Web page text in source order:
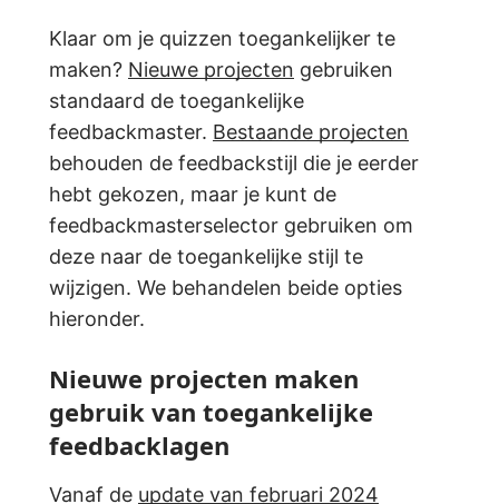
Klaar om je quizzen toegankelijker te
maken? Nieuwe projecten gebruiken
standaard de toegankelijke
feedbackmaster. Bestaande projecten
behouden de feedbackstijl die je eerder
hebt gekozen, maar je kunt de
feedbackmasterselector gebruiken om
deze naar de toegankelijke stijl te
wijzigen. We behandelen beide opties
hieronder.
Nieuwe projecten maken
gebruik van toegankelijke
feedbacklagen
Vanaf de update van februari 2024